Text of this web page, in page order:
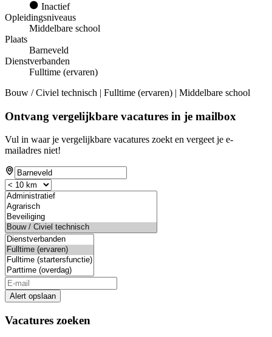
Inactief
Opleidingsniveaus
Middelbare school
Plaats
Barneveld
Dienstverbanden
Fulltime (ervaren)
Bouw / Civiel technisch | Fulltime (ervaren) | Middelbare school
Ontvang vergelijkbare vacatures in je mailbox
Vul in waar je vergelijkbare vacatures zoekt en vergeet je e-
mailadres niet!
Alert opslaan
Vacatures zoeken